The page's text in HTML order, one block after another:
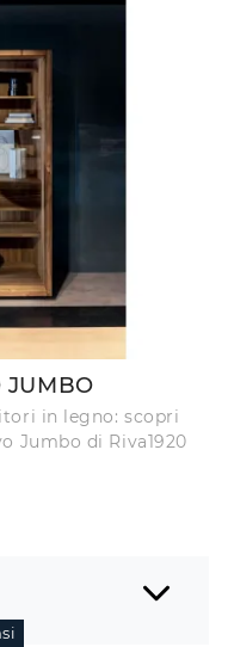
JUMBO
in legno: scopri
Jumbo di Riva1920